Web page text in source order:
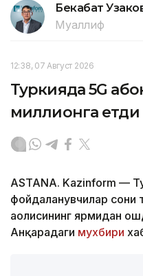
Бекабат
Муаллиф
12:38, 07 Август 2026
Туркияда 5G
миллионга етди
ASTANA. Kazinform —
фойдаланувчилар сони
аҳолисининг ярмидан
Анқарадаги мухбири